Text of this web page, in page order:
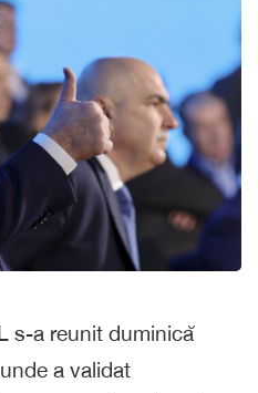
s-a reunit duminică
a validat